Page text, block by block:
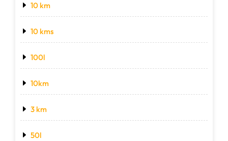
10 km
10 kms
100l
10km
3 km
50l